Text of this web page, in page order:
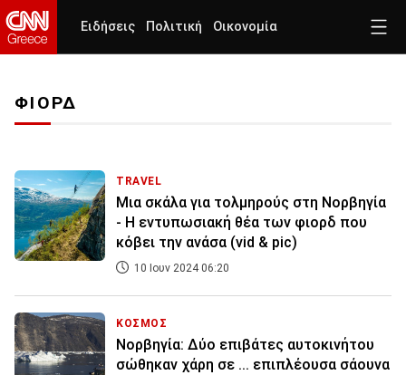
Ειδήσεις Πολιτική Οικονομία
ΦΙΟΡΔ
TRAVEL
Μια σκάλα για τολμηρούς στη Νορβηγία
- Η εντυπωσιακή θέα των φιορδ που
κόβει την ανάσα (vid & pic)
10 Ιουν 2024 06:20
ΚΟΣΜΟΣ
Νορβηγία: Δύο επιβάτες αυτοκινήτου
σώθηκαν χάρη σε ... επιπλέουσα σάουνα